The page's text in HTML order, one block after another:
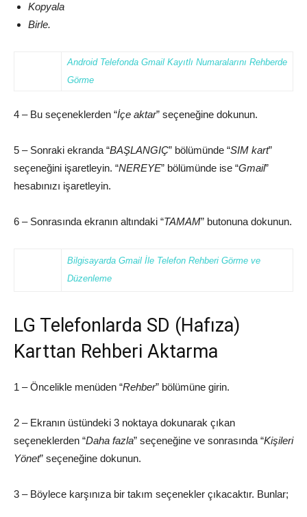
Kopyala
Birle.
Android Telefonda Gmail Kayıtlı Numaralarını Rehberde
Görme
4 – Bu seçeneklerden “İçe aktar” seçeneğine dokunun.
5 – Sonraki ekranda “BAŞLANGIÇ” bölümünde “SIM kart”
seçeneğini işaretleyin. “NEREYE” bölümünde ise “Gmail”
hesabınızı işaretleyin.
6 – Sonrasında ekranın altındaki “TAMAM” butonuna dokunun.
Bilgisayarda Gmail İle Telefon Rehberi Görme ve
Düzenleme
LG Telefonlarda SD (Hafıza)
Karttan Rehberi Aktarma
1 – Öncelikle menüden “Rehber” bölümüne girin.
2 – Ekranın üstündeki 3 noktaya dokunarak çıkan
seçeneklerden “Daha fazla” seçeneğine ve sonrasında “Kişileri
Yönet” seçeneğine dokunun.
3 – Böylece karşınıza bir takım seçenekler çıkacaktır. Bunlar;